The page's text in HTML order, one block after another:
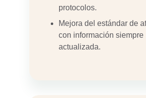
protocolos.
Mejora del estándar de
con información siempre
actualizada.